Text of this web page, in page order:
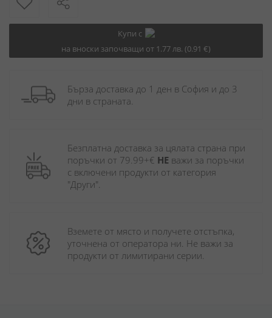
Купи с
на вноски започващи от 1.77 лв. (0.91 €)
Бърза доставка до 1 ден в София и до 3
дни в страната.
Безплатна доставка за цялата страна при
поръчки от 79.99+€ НЕ важи за поръчки
с включени продукти от категория
"Други".
Вземете от място и получете отстъпка,
уточнена от оператора ни. Не важи за
продукти от лимитирани серии.